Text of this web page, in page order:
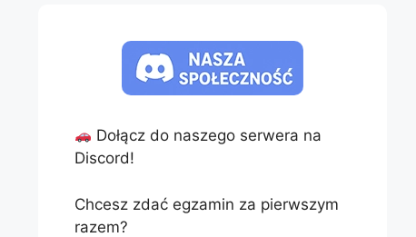
Dołącz do naszego serwera na
Discord!
Chcesz zdać egzamin za pierwszym
razem?